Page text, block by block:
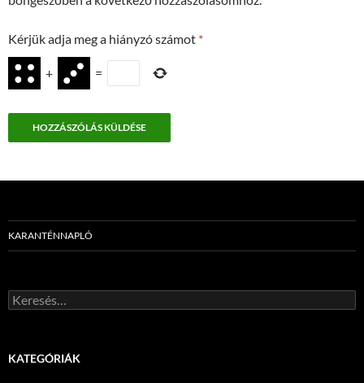
Kérjük adja meg a hiányzó számot *
+ =
KARANTÉNNAPLÓ
Keresés:
KATEGÓRIÁK